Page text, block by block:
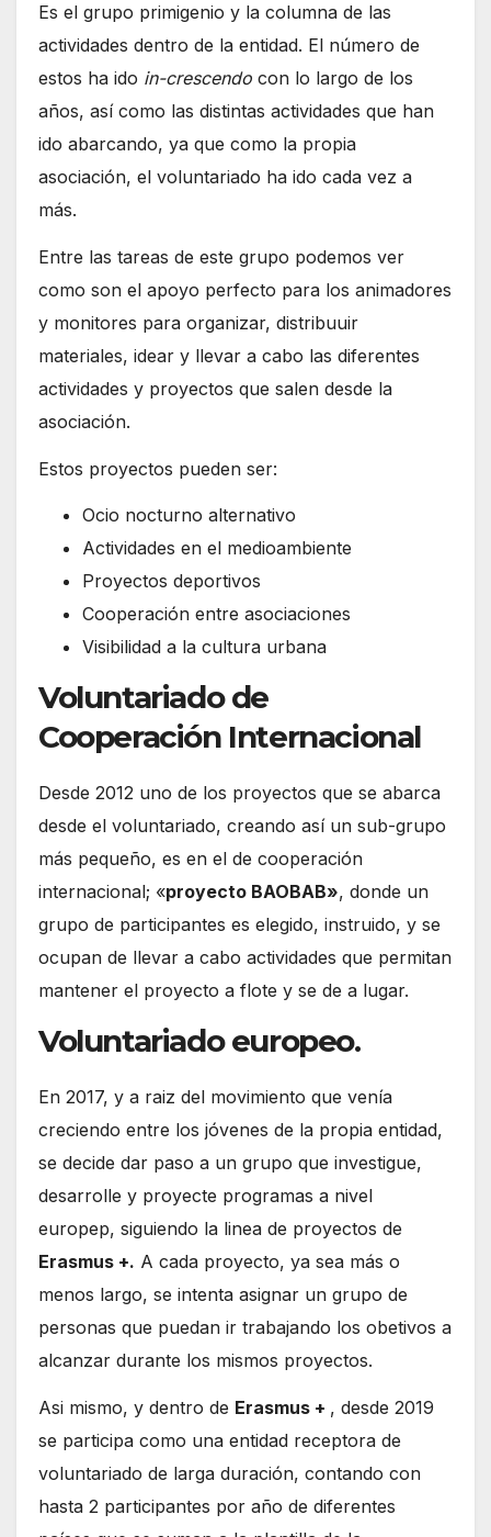
Es el grupo primigenio y la columna de las
actividades dentro de la entidad. El número de
estos ha ido in-crescendo con lo largo de los
años, así como las distintas actividades que han
ido abarcando, ya que como la propia
asociación, el voluntariado ha ido cada vez a
más.
Entre las tareas de este grupo podemos ver
como son el apoyo perfecto para los animadores
y monitores para organizar, distribuuir
materiales, idear y llevar a cabo las diferentes
actividades y proyectos que salen desde la
asociación.
Estos proyectos pueden ser:
Ocio nocturno alternativo
Actividades en el medioambiente
Proyectos deportivos
Cooperación entre asociaciones
Visibilidad a la cultura urbana
Voluntariado de
Cooperación Internacional
Desde 2012 uno de los proyectos que se abarca
desde el voluntariado, creando así un sub-grupo
más pequeño, es en el de cooperación
internacional; «proyecto BAOBAB», donde un
grupo de participantes es elegido, instruido, y se
ocupan de llevar a cabo actividades que permitan
mantener el proyecto a flote y se de a lugar.
Voluntariado europeo.
En 2017, y a raiz del movimiento que venía
creciendo entre los jóvenes de la propia entidad,
se decide dar paso a un grupo que investigue,
desarrolle y proyecte programas a nivel
europep, siguiendo la linea de proyectos de
Erasmus +. A cada proyecto, ya sea más o
menos largo, se intenta asignar un grupo de
personas que puedan ir trabajando los obetivos a
alcanzar durante los mismos proyectos.
Asi mismo, y dentro de Erasmus + , desde 2019
se participa como una entidad receptora de
voluntariado de larga duración, contando con
hasta 2 participantes por año de diferentes